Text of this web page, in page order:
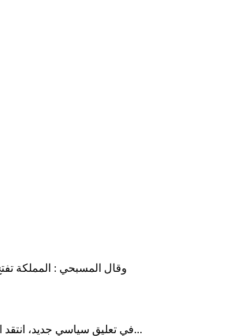
وقال المسبحي : المملكة
في تعليق سياسي جديد، انتقد الكاتب والإعلامي نبيل الصوفي ما وصفه بتكرار أخطاء النخب السياسية في اليمن...